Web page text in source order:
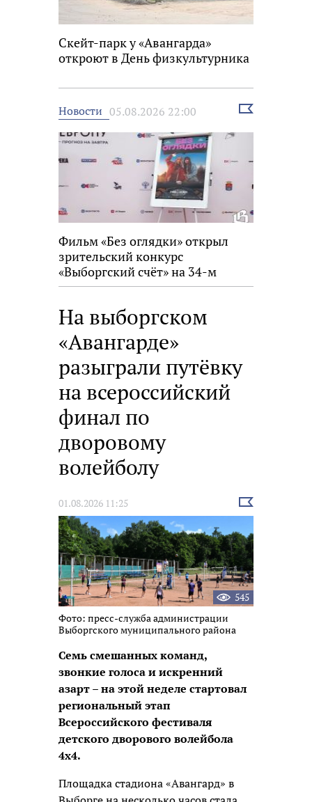
Скейт-парк у «Авангарда»
откроют в День физкультурника
Новости 05.08.2026 22:00
Выбрать
Фильм «Без оглядки» открыл
зрительский конкурс
«Выборгский счёт» на 34-м
фестивале «Окно в Европу»
На выборгском
«Авангарде»
разыграли путёвку
на всероссийский
финал по
дворовому
волейболу
01.08.2026 11:25
Выбрать
новость
545
Фото: пресс-служба администрации
Выборгского муниципального района
Семь смешанных команд,
звонкие голоса и искренний
азарт – на этой неделе стартовал
региональный этап
Всероссийского фестиваля
детского дворового волейбола
4х4.
Площадка стадиона «Авангард» в